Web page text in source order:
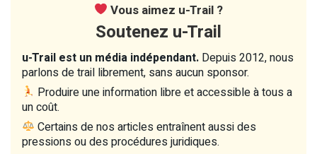
Vous aimez u-Trail ?
Soutenez u-Trail
u-Trail est un média indépendant. Depuis 2012, nous
parlons de trail librement, sans aucun sponsor.
Produire une information libre et accessible à tous a
un coût.
Certains de nos articles entraînent aussi des
pressions ou des procédures juridiques.